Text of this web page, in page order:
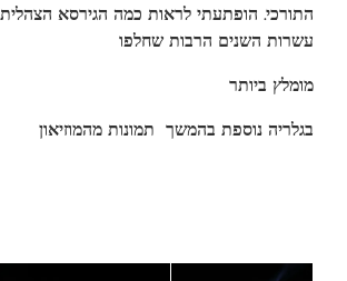
התורכי. הופתעתי לראות כמה הגירסא
עשרות השנים הרבות שחלפו
מומלץ ביותר
בגלריה נוספת בהמשך תמונות מהמוזיאון